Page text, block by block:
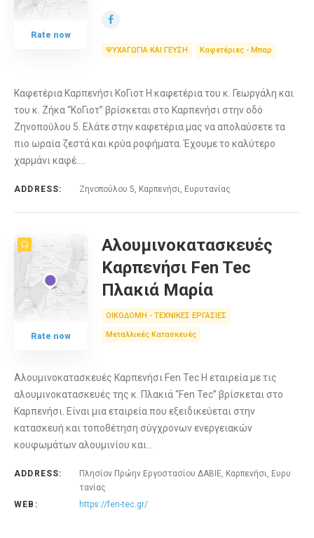
Rate now
ΨΥΧΑΓΩΓΙΑ ΚΑΙ ΓΕΥΣΗ Καφετέριες - Μπαρ
Καφετέρια Καρπενήσι ΚοΓιοτ Η καφετέρια του κ. Γεωργάλη και
του κ. Ζήκα “ΚοΓιοτ” βρίσκεται στο Καρπενήσι στην οδό
Ζηνοπούλου 5. Ελάτε στην καφετέρια μας να απολαύσετε τα
πιο ωραία ζεστά και κρύα ροφήματα. Έχουμε το καλύτερο
χαρμάνι καφέ.…
ADDRESS: Ζηνοπούλου 5, Καρπενήσι, Ευρυτανίας
Rate now
Αλουμινοκατασκευές
Καρπενήσι Fen Tec
Πλακιά Μαρία
ΟΙΚΟΔΟΜΗ - ΤΕΧΝΙΚΕΣ ΕΡΓΑΣΙΕΣ
Μεταλλικές Κατασκευές
Αλουμινοκατασκευές Καρπενήσι Fen Tec Η εταιρεία με τις
αλουμινοκατασκευές της κ. Πλακιά “Fen Tec” βρίσκεται στο
Καρπενήσι. Είναι μια εταιρεία που εξειδικεύεται στην
κατασκευή και τοποθέτηση σύγχρονων ενεργειακών
κουφωμάτων αλουμινίου και…
ADDRESS:
Πλησίον Πρώην Εργοστασίου ΔΑΒΙΕ, Καρπενήσι, Ευρυ
τανίας
WEB:
https://fen-tec.gr/